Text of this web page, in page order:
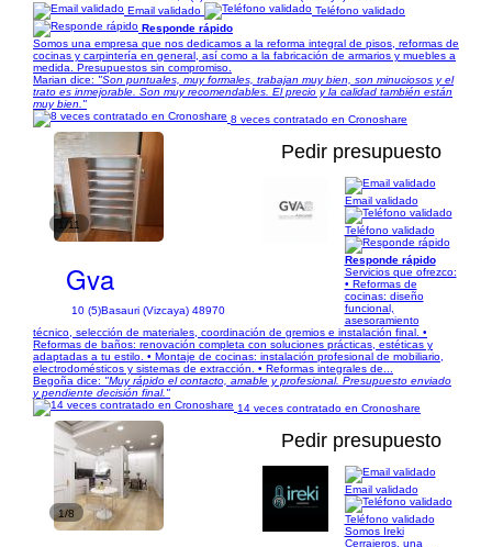
Email validado
Teléfono validado
Responde rápido
Somos una empresa que nos dedicamos a la reforma integral de pisos, reformas de
cocinas y carpintería en general, así como a la fabricación de armarios y muebles a
medida. Presupuestos sin compromiso.
Marian dice: "Son puntuales, muy formales, trabajan muy bien, son minuciosos y el
trato es inmejorable. Son muy recomendables. El precio y la calidad también están
muy bien."
8 veces contratado en Cronoshare
1/11
Pedir presupuesto
Gva
10 (5)Basauri (Vizcaya) 48970
Email validado
Teléfono validado
Responde rápido
Servicios que ofrezco:
• Reformas de
cocinas: diseño
funcional,
asesoramiento
técnico, selección de materiales, coordinación de gremios e instalación final. •
Reformas de baños: renovación completa con soluciones prácticas, estéticas y
adaptadas a tu estilo. • Montaje de cocinas: instalación profesional de mobiliario,
electrodomésticos y sistemas de extracción. • Reformas integrales de...
Begoña dice: "Muy rápido el contacto, amable y profesional. Presupuesto enviado
y pendiente decisión final."
14 veces contratado en Cronoshare
1/8
Pedir presupuesto
Email validado
Teléfono validado
Somos Ireki
Cerrajeros, una